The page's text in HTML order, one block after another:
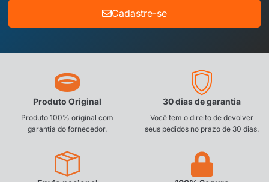
Cadastre-se
Produto Original
Produto 100% original com
garantia do fornecedor.
30 dias de garantia
Você tem o direito de devolver
seus pedidos no prazo de 30 dias.